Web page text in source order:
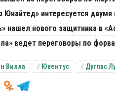
Юнайтед» интересуется
нашел нового защитника в
ведет переговоры по
Вилла Ювентус Дуглас